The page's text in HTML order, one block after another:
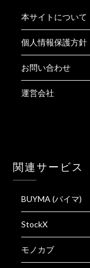
本サイトについて
個人情報保護方針
お問い合わせ
運営会社
関連サービス
BUYMA (バイマ)
StockX
モノカブ